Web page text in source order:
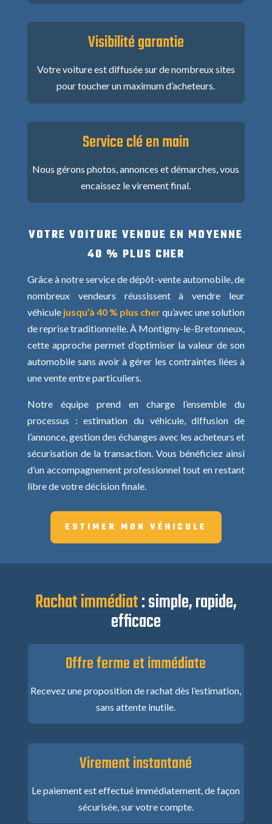
Visibilité garantie
Votre voiture est diffusée sur de nombreux sites
pour toucher un maximum d’acheteurs.
Service clé en main
Nous gérons photos, annonces et démarches, vous
encaissez le virement final.
VOTRE VOITURE VENDUE EN MOYENNE
40 % PLUS CHER
Grâce à notre service de dépôt-vente automobile, de
nombreux vendeurs réussissent à vendre leur
véhicule jusqu’à 40 % plus cherqu’avec une solution
de reprise traditionnelle. À Montigny-le-Bretonneux,
cette approche permet d’optimiser la valeur de son
automobile sans avoir à gérer les contraintes liées à
une vente entre particuliers.
Notre équipe prend en charge l’ensemble du
processus : estimation du véhicule, diffusion de
l’annonce, gestion des échanges avec les acheteurs et
sécurisation de la transaction. Vous bénéficiez ainsi
d’un accompagnement professionnel tout en restant
libre de votre décision finale.
ESTIMER MON VÉHICULE
Rachat immédiat: simple, rapide,
efficace
Offre ferme et immédiate
Recevez une proposition de rachat dès l’estimation,
sans attente inutile.
Virement instantané
Le paiement est effectué immédiatement, de façon
sécurisée, sur votre compte.